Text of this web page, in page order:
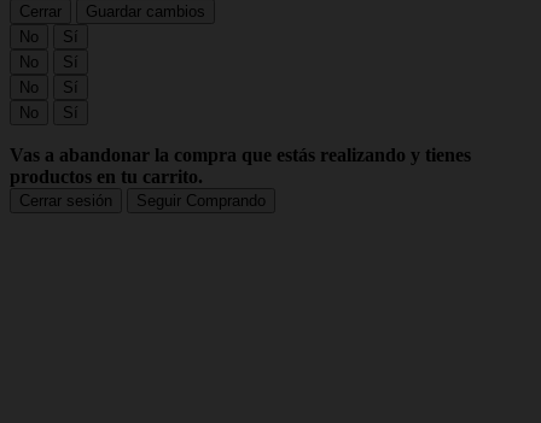
Cerrar
Guardar cambios
No
Sí
No
Sí
No
Sí
No
Sí
Vas a abandonar la compra que estás realizando y tienes
productos en tu carrito.
Cerrar sesión Seguir Comprando